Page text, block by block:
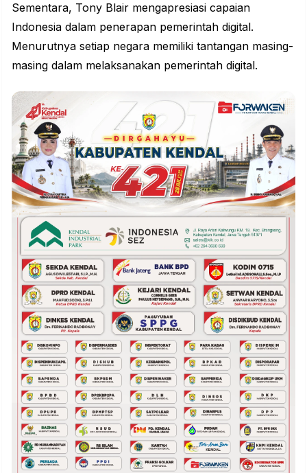
Sementara, Tony Blair mengapresiasi capaian
Indonesia dalam penerapan pemerintah digital.
Menurutnya setiap negara memiliki tantangan masing-
masing dalam melaksanakan pemerintah digital.